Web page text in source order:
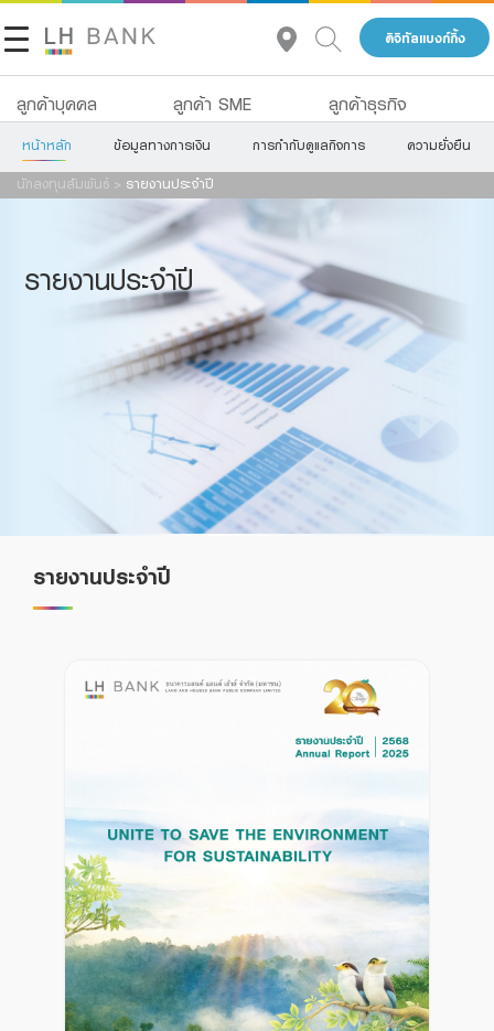
ดิจิทัลแบงก์กิ้ง
ลูกค้าบุคคล ลูกค้า SME ลูกค้าธุรกิจ
เกี่ยวกับเรา
ติดต่อเรา
กลุ่มธุรกิจทางการเงินแลนด์ แอนด์ เฮ้าส์
โทร 1327 TH
เงินฝาก
สินเชื่อ
ประกัน
การลงทุน
บริการ
ดิจิทัลแบงก์กิ้ง
Family Banking
Foreigners
หน้าหลัก ข้อมูลทางการเงิน การกำกับดูแลกิจการ ความยั่งยืน
นักลงทุนสัมพันธ์ > รายงานประจำปี
รายงานประจำปี
รายงานประจำปี